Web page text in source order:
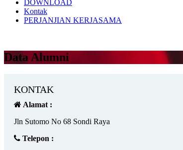
DOWNLOAD
Kontak
PERJANJIAN KERJASAMA
Data Alumni
KONTAK
Alamat :
Jln Sutomo No 68 Sondi Raya
Telepon :